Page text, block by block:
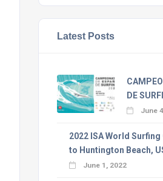
Latest Posts
DE
June
2022 ISA World
to Huntington Beach,
June 1, 2022